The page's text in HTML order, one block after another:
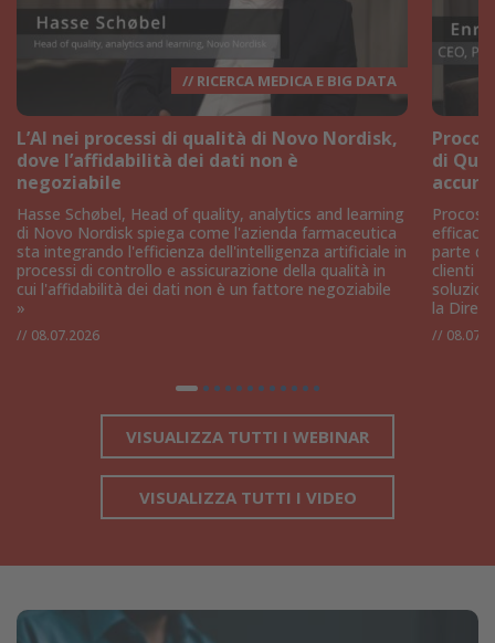
// RICERCA MEDICA E BIG DATA
L’AI nei processi di qualità di Novo Nordisk,
dove l’affidabilità dei dati non è
negoziabile
Hasse Schøbel, Head of quality, analytics and learning
di Novo Nordisk spiega come l'azienda farmaceutica
sta integrando l'efficienza dell'intelligenza artificiale in
processi di controllo e assicurazione della qualità in
cui l'affidabilità dei dati non è un fattore negoziabile
»
// 08.07.2026
di
Procos
efficaci
parte
clienti
la
//
VISUALIZZA TUTTI I WEBINAR
VISUALIZZA TUTTI I VIDEO